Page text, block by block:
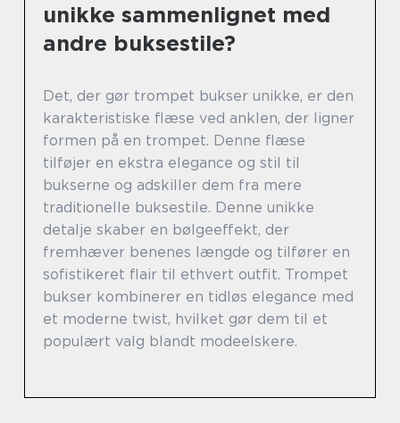
unikke sammenlignet med
andre buksestile?
Det, der gør trompet bukser unikke, er den
karakteristiske flæse ved anklen, der ligner
formen på en trompet. Denne flæse
tilføjer en ekstra elegance og stil til
bukserne og adskiller dem fra mere
traditionelle buksestile. Denne unikke
detalje skaber en bølgeeffekt, der
fremhæver benenes længde og tilfører en
sofistikeret flair til ethvert outfit. Trompet
bukser kombinerer en tidløs elegance med
et moderne twist, hvilket gør dem til et
populært valg blandt modeelskere.